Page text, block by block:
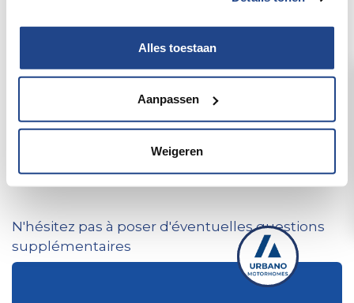
Alles toestaan
Aanpassen
Weigeren
Téléphone
N'hésitez pas à poser d'éventuelles questions
supplémentaires